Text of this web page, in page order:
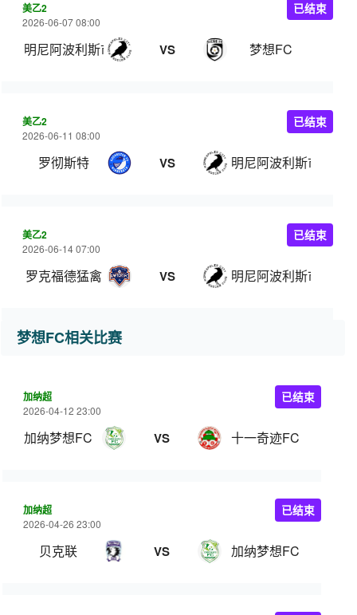
美乙2
2026-06-07 08:00
明尼阿波利斯市SC VS 梦想FC
已结束
美乙2
2026-06-11 08:00
罗彻斯特 VS 明尼阿波利斯市SC
已结束
美乙2
2026-06-14 07:00
罗克福德猛禽 VS 明尼阿波利斯市SC
已结束
梦想FC相关比赛
加纳超
2026-04-12 23:00
加纳梦想FC VS 十一奇迹FC
已结束
加纳超
2026-04-26 23:00
贝克联 VS 加纳梦想FC
已结束